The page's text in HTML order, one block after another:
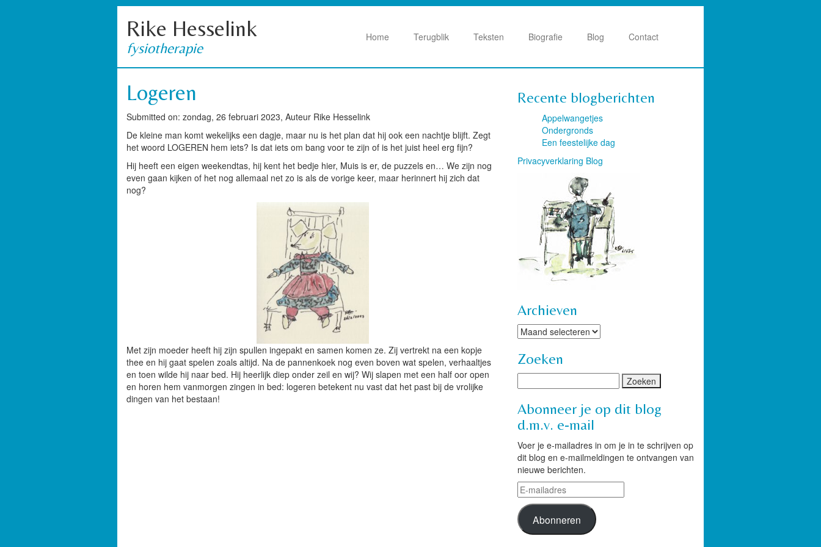
Rike Hesselink
fysiotherapie
Home Terugblik Teksten Biografie Blog Contact
Logeren
Submitted on: zondag, 26 februari 2023, Auteur Rike Hesselink
De kleine man komt wekelijks een dagje, maar nu is het plan dat hij ook een nachtje blijft. Zegt
het woord LOGEREN hem iets? Is dat iets om bang voor te zijn of is het juist heel erg fijn?
Hij heeft een eigen weekendtas, hij kent het bedje hier, Muis is er, de puzzels en… We zijn nog
even gaan kijken of het nog allemaal net zo is als de vorige keer, maar herinnert hij zich dat
nog?
Met zijn moeder heeft hij zijn spullen ingepakt en samen komen ze. Zij vertrekt na een kopje
thee en hij gaat spelen zoals altijd. Na de pannenkoek nog even boven wat spelen, verhaaltjes
en toen wilde hij naar bed. Hij heerlijk diep onder zeil en wij? Wij slapen met een half oor open
en horen hem vanmorgen zingen in bed: logeren betekent nu vast dat het past bij de vrolijke
dingen van het bestaan!
Recente blogberichten
Appelwangetjes
Ondergronds
Een feestelijke dag
Privacyverklaring Blog
Archieven
Archieven
Zoeken
Abonneer je op dit blog
d.m.v. e-mail
Voer je e-mailadres in om je in te schrijven op
dit blog en e-mailmeldingen te ontvangen van
nieuwe berichten.
E-
mailadres
Abonneren